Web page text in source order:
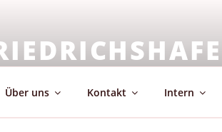
Über uns Kontakt Intern